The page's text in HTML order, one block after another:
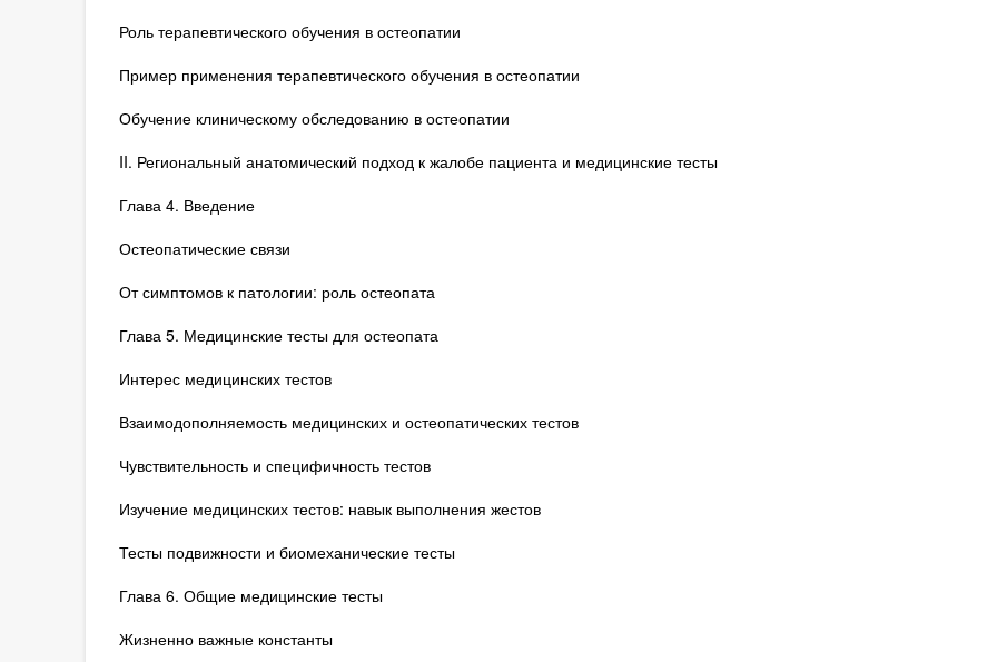
Роль терапевтического обучения в остеопатии
Пример применения терапевтического обучения в остеопатии
Обучение клиническому обследованию в остеопатии
II. Региональный анатомический подход к жалобе пациента и медицинские тесты
Глава 4. Введение
Остеопатические связи
От симптомов к патологии: роль остеопата
Глава 5. Медицинские тесты для остеопата
Интерес медицинских тестов
Взаимодополняемость медицинских и остеопатических тестов
Чувствительность и специфичность тестов
Изучение медицинских тестов: навык выполнения жестов
Тесты подвижности и биомеханические тесты
Глава 6. Общие медицинские тесты
Жизненно важные константы